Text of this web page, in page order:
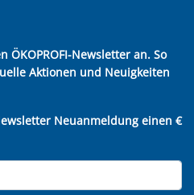
Newsletter an. So
Aktionen und Neuigkeiten
Neuanmeldung einen €